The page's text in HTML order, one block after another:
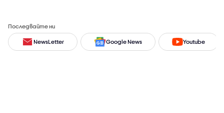
Последвайте ни
NewsLetter Google News Youtube